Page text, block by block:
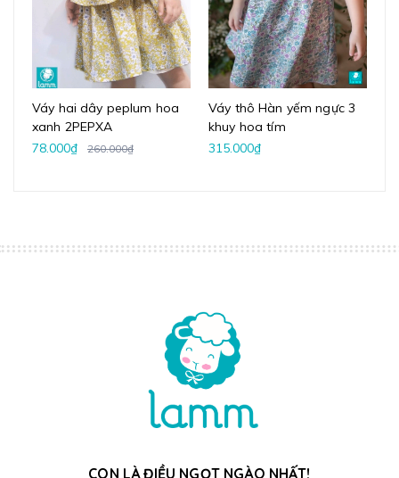
Váy hai dây peplum hoa
xanh 2PEPXA
78.000₫
260.000₫
Váy thô Hàn yếm ngực 3
khuy hoa tím
315.000₫
CON LÀ ĐIỀU NGỌT NGÀO NHẤT!